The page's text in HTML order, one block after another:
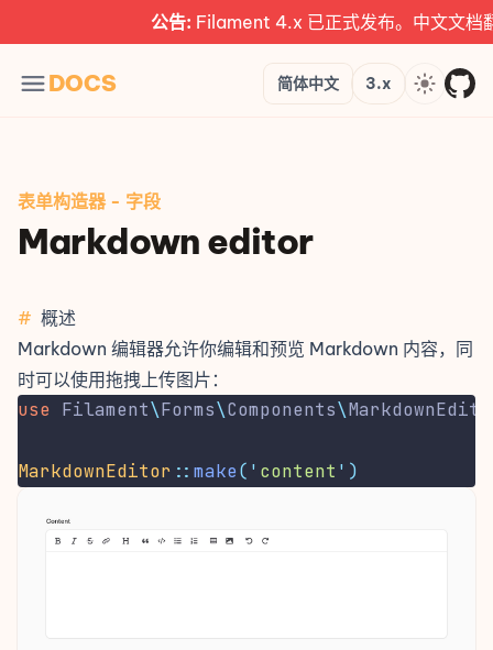
公告:Filament 4.x 已正式发布。中文文档翻
DOCS Languages
简体中文 Version
3.x Theme
表单构造器 - 字段
Markdown editor
# 概述
Markdown 编辑器允许你编辑和预览 Markdown 内容，同
时可以使用拖拽上传图片：
use Filament\Forms\Components\
MarkdownEditor :: make( ' content ' )